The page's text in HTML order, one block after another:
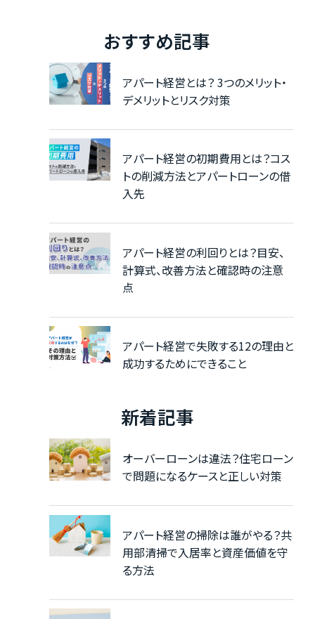
おすすめ記事
アパート経営とは？ 3つのメリット・
デメリットとリスク対策
アパート経営の初期費用とは？コス
トの削減方法とアパートローンの借
入先
アパート経営の利回りとは？目安、
計算式、改善方法と確認時の注意
点
アパート経営で失敗する12の理由と
成功するためにできること
新着記事
オーバーローンは違法？住宅ローン
で問題になるケースと正しい対策
アパート経営の掃除は誰がやる？共
用部清掃で入居率と資産価値を守
る方法